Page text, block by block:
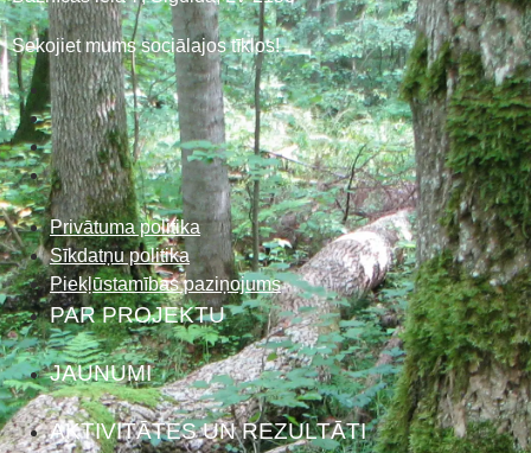
Sekojiet mums sociālajos tīklos!
Privātuma politika
Sīkdatņu politika
Piekļūstamības paziņojums
PAR PROJEKTU
JAUNUMI
AKTIVITĀTES UN REZULTĀTI